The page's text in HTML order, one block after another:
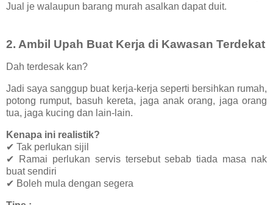
Jual je walaupun barang murah asalkan dapat duit.
2. Ambil Upah Buat Kerja di Kawasan Terdekat
Dah terdesak kan?
Jadi saya sanggup buat kerja-kerja seperti bersihkan rumah,
potong rumput, basuh kereta, jaga anak orang, jaga orang
tua, jaga kucing dan lain-lain.
Kenapa ini realistik?
✔ Tak perlukan sijil
✔ Ramai perlukan servis tersebut sebab tiada masa nak
buat sendiri
✔ Boleh mula dengan segera